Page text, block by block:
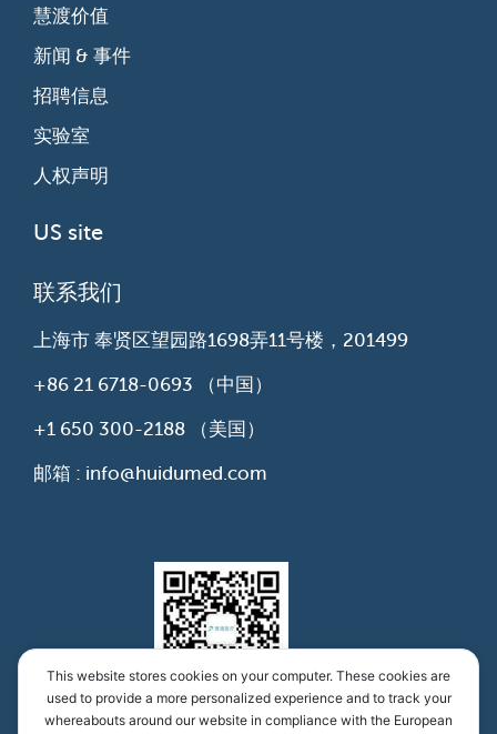
慧渡价值
新闻 & 事件
招聘信息
实验室
人权声明
US site
联系我们
上海市 奉贤区望园路1698弄11号楼，201499
+86 21 6718-0693 （中国）
+1 650 300-2188 （美国）
邮箱 : info@huidumed.com
This website stores cookies on your computer. These cookies are
used to provide a more personalized experience and to track your
whereabouts around our website in compliance with the European